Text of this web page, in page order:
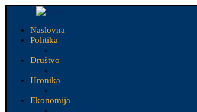
Naslovna
Politika
Društvo
Hronika
Ekonomija